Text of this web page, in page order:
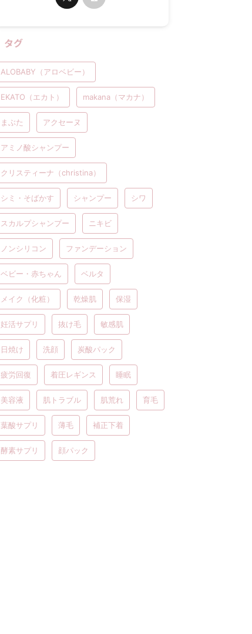
タグ
ALOBABY（アロベビー）
EKATO（エカト） makana（マカナ）
まぶた アクセーヌ
アミノ酸シャンプー
クリスティーナ（christina）
シミ・そばかす シャンプー シワ
スカルプシャンプー ニキビ
ノンシリコン ファンデーション
ベビー・赤ちゃん ベルタ
メイク（化粧） 乾燥肌 保湿
妊活サプリ 抜け毛 敏感肌
日焼け 洗顔 炭酸パック
疲労回復 着圧レギンス 睡眠
美容液 肌トラブル 肌荒れ 育毛
葉酸サプリ 薄毛 補正下着
酵素サプリ 顔パック